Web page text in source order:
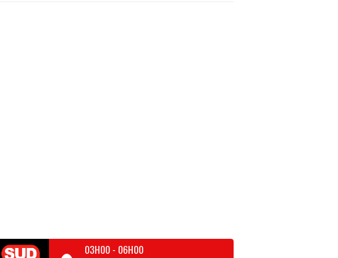
03H00- 06H00